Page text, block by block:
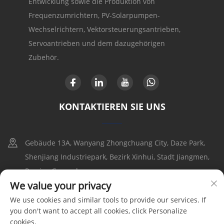
Frequenzumrichtern, PV-Solarpumpen-
Wechselrichtern, Vektorsteuerungsantrieben,
Servoantrieben und dem dazugehörigen
Zubehör.
KONTAKTIEREN SIE UNS
Gebäude 13A, Wanyang Zhongchuang City, Daze Park,
Shenjiang Industriepark, Bezirk Xinhui, Stadt Jiangmen,
Provinz Guangdong
+86-17316086390
[email protected]
We value your privacy
We use cookies and similar tools to provide our services. If
you don't want to accept all cookies, click Personalize
cookies.